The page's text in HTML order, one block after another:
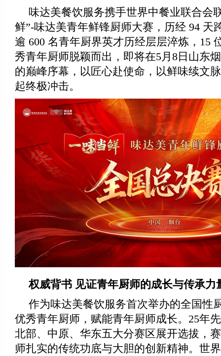
味达美餐饮服务携手世界中餐业联合会
鲜”-味达美青年鲜锋厨师大赛，历经 94 天
逾 600 名青年厨界英才历经层层淬炼，15
秀青年厨师脱颖而出，即将在5月8日山东
的巅峰序幕，以匠心赴使命，以鲜味续文
起终极冲击。
权威背书 见证青年厨师的成长与传承力
作为味达美餐饮服务首次举办的全国性
优秀青年厨师，赋能青年厨师成长。25年
北部、中原、华东五大分赛区展开选拔，
师扎实的传统功底与大胆的创新精神。世